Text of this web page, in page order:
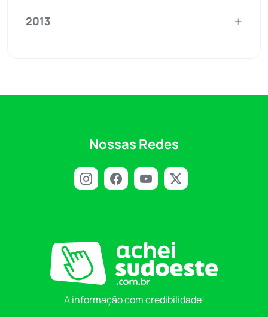
2013
Nossas Redes
A informação com credibilidade!